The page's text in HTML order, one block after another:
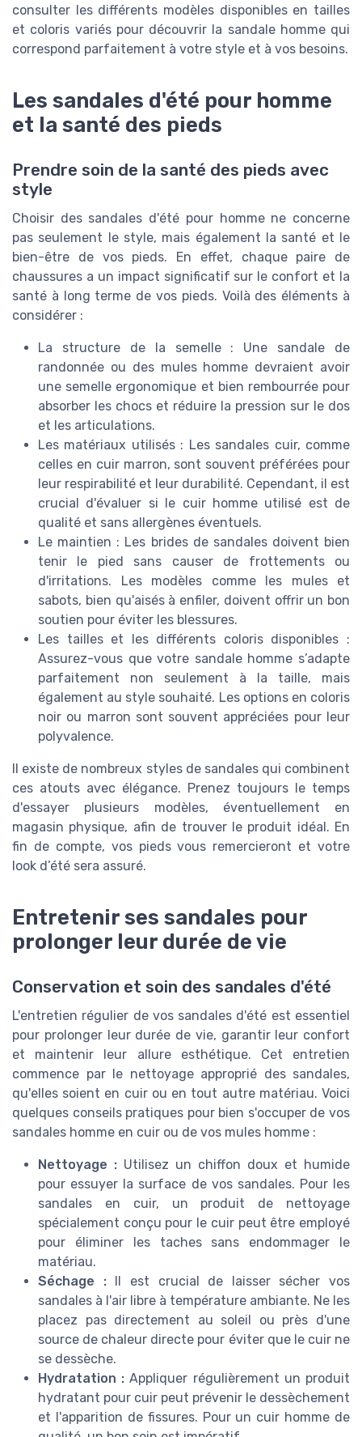
consulter les différents modèles disponibles en tailles
et coloris variés pour découvrir la sandale homme qui
correspond parfaitement à votre style et à vos besoins.
Les sandales d'été pour homme
et la santé des pieds
Prendre soin de la santé des pieds avec
style
Choisir des sandales d'été pour homme ne concerne
pas seulement le style, mais également la santé et le
bien-être de vos pieds. En effet, chaque paire de
chaussures a un impact significatif sur le confort et la
santé à long terme de vos pieds. Voilà des éléments à
considérer :
La structure de la semelle : Une sandale de
randonnée ou des mules homme devraient avoir
une semelle ergonomique et bien rembourrée pour
absorber les chocs et réduire la pression sur le dos
et les articulations.
Les matériaux utilisés : Les sandales cuir, comme
celles en cuir marron, sont souvent préférées pour
leur respirabilité et leur durabilité. Cependant, il est
crucial d'évaluer si le cuir homme utilisé est de
qualité et sans allergènes éventuels.
Le maintien : Les brides de sandales doivent bien
tenir le pied sans causer de frottements ou
d'irritations. Les modèles comme les mules et
sabots, bien qu'aisés à enfiler, doivent offrir un bon
soutien pour éviter les blessures.
Les tailles et les différents coloris disponibles :
Assurez-vous que votre sandale homme s’adapte
parfaitement non seulement à la taille, mais
également au style souhaité. Les options en coloris
noir ou marron sont souvent appréciées pour leur
polyvalence.
Il existe de nombreux styles de sandales qui combinent
ces atouts avec élégance. Prenez toujours le temps
d'essayer plusieurs modèles, éventuellement en
magasin physique, afin de trouver le produit idéal. En
fin de compte, vos pieds vous remercieront et votre
look d’été sera assuré.
Entretenir ses sandales pour
prolonger leur durée de vie
Conservation et soin des sandales d'été
L'entretien régulier de vos sandales d'été est essentiel
pour prolonger leur durée de vie, garantir leur confort
et maintenir leur allure esthétique. Cet entretien
commence par le nettoyage approprié des sandales,
qu'elles soient en cuir ou en tout autre matériau. Voici
quelques conseils pratiques pour bien s'occuper de vos
sandales homme en cuir ou de vos mules homme :
Nettoyage : Utilisez un chiffon doux et humide
pour essuyer la surface de vos sandales. Pour les
sandales en cuir, un produit de nettoyage
spécialement conçu pour le cuir peut être employé
pour éliminer les taches sans endommager le
matériau.
Séchage : Il est crucial de laisser sécher vos
sandales à l'air libre à température ambiante. Ne les
placez pas directement au soleil ou près d'une
source de chaleur directe pour éviter que le cuir ne
se dessèche.
Hydratation :Appliquer régulièrement un produit
hydratant pour cuir peut prévenir le dessèchement
et l'apparition de fissures. Pour un cuir homme de